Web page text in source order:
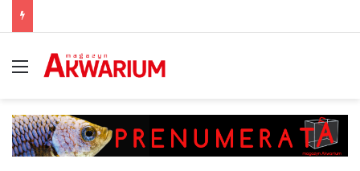
Menu